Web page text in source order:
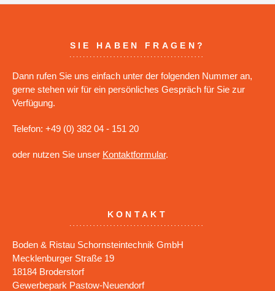
SIE HABEN FRAGEN?
Dann rufen Sie uns einfach unter der folgenden Nummer an,
gerne stehen wir für ein persönliches Gespräch für Sie zur
Verfügung.
Telefon: +49 (0) 382 04 - 151 20
oder nutzen Sie unser Kontaktformular.
KONTAKT
Boden & Ristau Schornsteintechnik GmbH
Mecklenburger Straße 19
18184 Broderstorf
Gewerbepark Pastow-Neuendorf